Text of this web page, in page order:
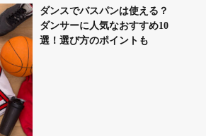
ダンスでバスパンは使える？
ダンサーに人気なおすすめ10
選！選び方のポイントも